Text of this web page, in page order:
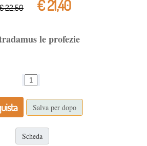
22,50 € 21,40
le profezie
Salva per dopo
Scheda